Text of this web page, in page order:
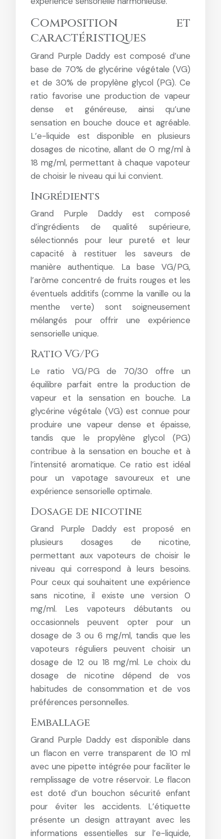
Composition et
caractéristiques
Grand Purple Daddy est composé d’une
base de 70% de glycérine végétale (VG)
et de 30% de propylène glycol (PG). Ce
ratio favorise une production de vapeur
dense et généreuse, ainsi qu’une
sensation en bouche douce et agréable.
L’e-liquide est disponible en plusieurs
dosages de nicotine, allant de 0 mg/ml à
18 mg/ml, permettant à chaque vapoteur
de choisir le niveau qui lui convient.
Ingrédients
Grand Purple Daddy est composé
d’ingrédients de qualité supérieure,
sélectionnés pour leur pureté et leur
capacité à restituer les saveurs de
manière authentique. La base VG/PG,
l’arôme concentré de fruits rouges et les
éventuels additifs (comme la vanille ou la
menthe verte) sont soigneusement
mélangés pour offrir une expérience
sensorielle unique.
Ratio VG/PG
Le ratio VG/PG de 70/30 offre un
équilibre parfait entre la production de
vapeur et la sensation en bouche. La
glycérine végétale (VG) est connue pour
produire une vapeur dense et épaisse,
tandis que le propylène glycol (PG)
contribue à la sensation en bouche et à
l’intensité aromatique. Ce ratio est idéal
pour un vapotage savoureux et une
expérience sensorielle optimale.
Dosage de nicotine
Grand Purple Daddy est proposé en
plusieurs dosages de nicotine,
permettant aux vapoteurs de choisir le
niveau qui correspond à leurs besoins.
Pour ceux qui souhaitent une expérience
sans nicotine, il existe une version 0
mg/ml. Les vapoteurs débutants ou
occasionnels peuvent opter pour un
dosage de 3 ou 6 mg/ml, tandis que les
vapoteurs réguliers peuvent choisir un
dosage de 12 ou 18 mg/ml. Le choix du
dosage de nicotine dépend de vos
habitudes de consommation et de vos
préférences personnelles.
Emballage
Grand Purple Daddy est disponible dans
un flacon en verre transparent de 10 ml
avec une pipette intégrée pour faciliter le
remplissage de votre réservoir. Le flacon
est doté d’un bouchon sécurité enfant
pour éviter les accidents. L’étiquette
présente un design attrayant avec les
informations essentielles sur l’e-liquide,